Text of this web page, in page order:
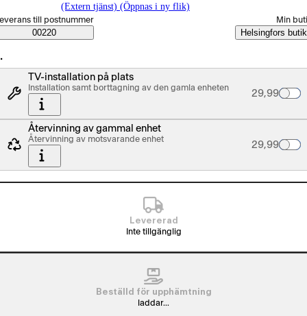
(Extern tjänst) (Öppnas i ny flik)
Saatavuustiedot
beställningssätt
till postnummer
00220
Min
Helsingfors butik
TV-installation på plats
Installation samt borttagning av den gamla enheten
Palvelun
29,99
Återvinning av gammal enhet
Återvinning av motsvarande enhet
Palvelun
29,99
Levererad
Inte tillgänglig
Beställd för upphämtning
laddar...